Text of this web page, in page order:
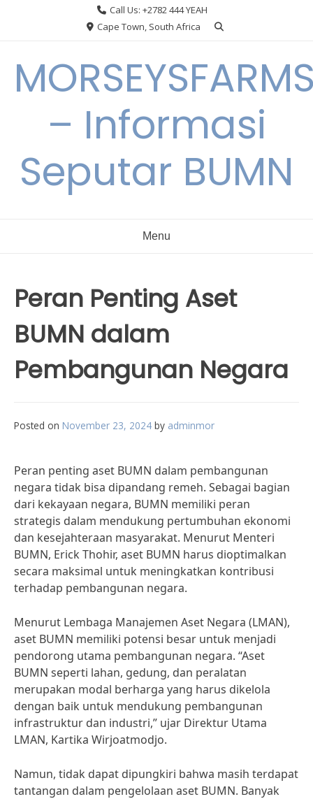
Call Us: +2782 444 YEAH
Cape Town, South Africa
– Informasi
Seputar BUMN
Menu
Peran Penting Aset
BUMN dalam
Pembangunan Negara
Posted on November 23, 2024 by adminmor
Peran penting aset BUMN dalam pembangunan
negara tidak bisa dipandang remeh. Sebagai bagian
dari kekayaan negara, BUMN memiliki peran
strategis dalam mendukung pertumbuhan ekonomi
dan kesejahteraan masyarakat. Menurut Menteri
BUMN, Erick Thohir, aset BUMN harus dioptimalkan
secara maksimal untuk meningkatkan kontribusi
terhadap pembangunan negara.
Menurut Lembaga Manajemen Aset Negara (LMAN),
aset BUMN memiliki potensi besar untuk menjadi
pendorong utama pembangunan negara. “Aset
BUMN seperti lahan, gedung, dan peralatan
merupakan modal berharga yang harus dikelola
dengan baik untuk mendukung pembangunan
infrastruktur dan industri,” ujar Direktur Utama
LMAN, Kartika Wirjoatmodjo.
Namun, tidak dapat dipungkiri bahwa masih terdapat
tantangan dalam pengelolaan aset BUMN. Banyak